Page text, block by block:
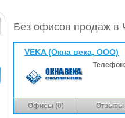
Без офисов продаж в
VEKA (Окна века, ООО)
Офисы (0) Отзывы